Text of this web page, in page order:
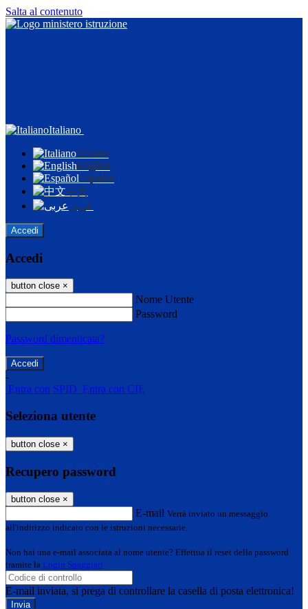
Salta al contenuto
Italiano
Italiano
English
Español
中文
عربى
Accedi
Accedi
button close ×
Nome Utente
Password
Password dimenticata?
-
Entra con SPID Entra con CIE
Seleziona utente
button close ×
Recupero password
button close ×
E-mail Verrà inviato un messaggio
all'indirizzo indicato con le istruzioni necessarie.
Non hai una e-mail associata al nome utente? Effettua il reset della password
tramite la Login Spaggiari
E-mail inviata, si prega di controllare la casella di posta elettronica!